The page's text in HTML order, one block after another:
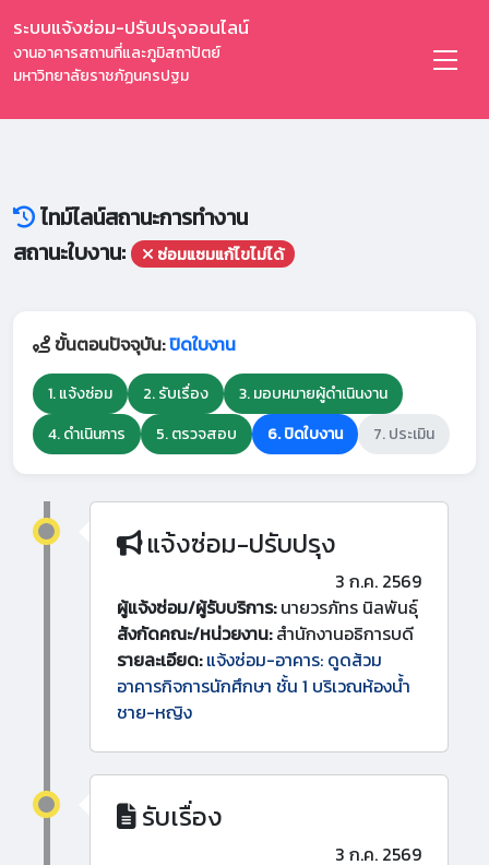
ระบบแจ้งซ่อม-ปรับปรุงออนไลน์
งานอาคารสถานที่และภูมิสถาปัตย์
มหาวิทยาลัยราชภัฏนครปฐม
ไทม์ไลน์สถานะการทำงาน
สถานะใบงาน:
ซ่อมแซมแก้ไขไม่ได้
ขั้นตอนปัจจุบัน:ปิดใบงาน
1. แจ้งซ่อม 2. รับเรื่อง
3. มอบหมายผู้ดำเนินงาน
4. ดำเนินการ
5. ตรวจสอบ 6. ปิดใบงาน 7. ประเมิน
แจ้งซ่อม-ปรับปรุง
3 ก.ค. 2569
ผู้แจ้งซ่อม/ผู้รับบริการ:นายวรภัทร นิลพันธุ์
สังกัดคณะ/หน่วยงาน:สำนักงานอธิการบดี
รายละเอียด: แจ้งซ่อม-อาคาร: ดูดส้วม
อาคารกิจการนักศึกษา ชั้น 1 บริเวณห้องน้ำ
ชาย-หญิง
รับเรื่อง
3 ก.ค. 2569